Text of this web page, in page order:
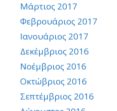
Μάρτιος 2017
Φεβρουάριος 2017
Ιανουάριος 2017
Δεκέμβριος 2016
Νοέμβριος 2016
Οκτώβριος 2016
Σεπτέμβριος 2016